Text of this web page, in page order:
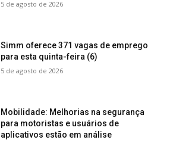
5 de agosto de 2026
Simm oferece 371 vagas de emprego
para esta quinta-feira (6)
5 de agosto de 2026
Mobilidade: Melhorias na segurança
para motoristas e usuários de
aplicativos estão em análise